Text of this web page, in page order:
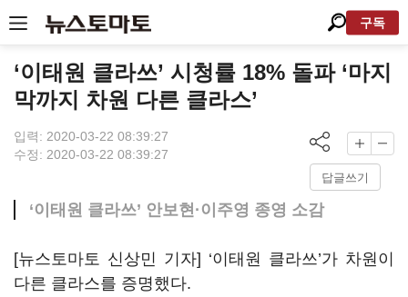
구독
‘이태원 클라쓰’ 시청률 18% 돌파 ‘마지
막까지 차원 다른 클라스’
입력: 2020-03-22 08:39:27
수정: 2020-03-22 08:39:27
답글쓰기
‘이태원 클라쓰’ 안보현·이주영 종영 소감
[뉴스토마토 신상민 기자] ‘이태원 클라쓰’가 차원이
다른 클라스를 증명했다.